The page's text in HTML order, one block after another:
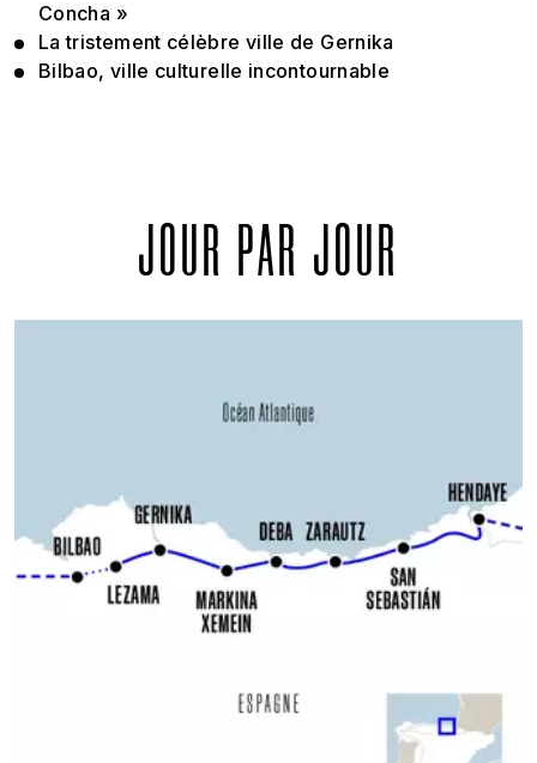
Concha »
La tristement célèbre ville de Gernika
Bilbao, ville culturelle incontournable
JOUR PAR JOUR